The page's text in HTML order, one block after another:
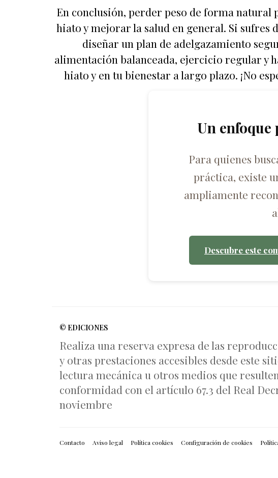
En conclusión, perder peso de forma natural
hiato y mejorar la salud en general. Si sufres
diseñar un plan de adelgazamiento
alimentación balanceada, ejercicio regular y
hiato y en tu bienestar a largo plazo. ¡No
Un
Para quienes
práctica, existe
ampliamente
Descubre este
© EDICIONES
Realiza una reserva expresa de las
y otras prestaciones accesibles desde este
lectura mecánica u otros medios que
conformidad con el artículo 67.3 del Real
noviembre
Contacto Aviso legal Política cookies Configuración de cookies